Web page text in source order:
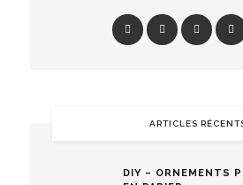
ARTICLES
DIY – ORNEMENTS